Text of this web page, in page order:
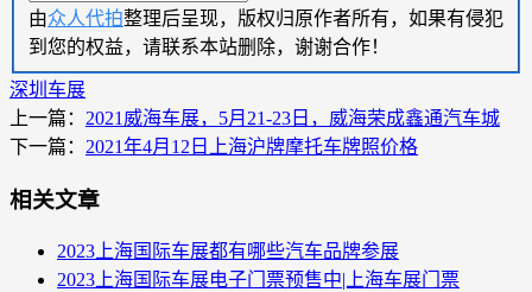
由众人代拍整理后呈现，版权归原作者所有，如果有侵犯
到您的权益，请联系本站删除，谢谢合作！
深圳车展
上一篇： 2021威海车展，5月21-23日，威海荣成鑫通汽车城
下一篇： 2021年4月12日上海沪牌摩托车牌照价格
相关文章
2023上海国际车展都有哪些汽车品牌参展
2023上海国际车展电子门票预售中|上海车展门票